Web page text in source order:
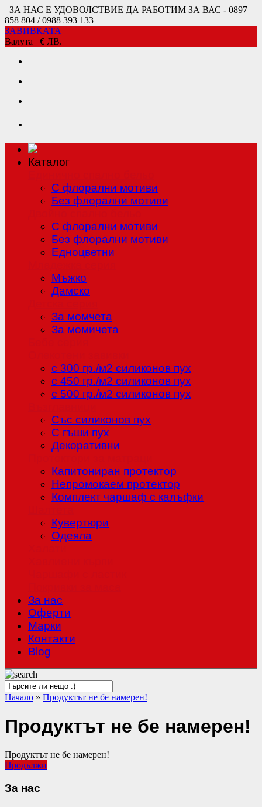
ЗА НАС Е УДОВОЛСТВИЕ ДА РАБОТИМ ЗА ВАС - 0897
858 804 / 0988 393 133
ЗАВИВКАТА
Валута € ЛВ.
Каталог
С флорални мотиви
Без флорални мотиви
С флорални мотиви
Без флорални мотиви
Едноцветни
Мъжко
Дамско
За момчета
За момичета
с 300 гр./м2 силиконов пух
с 450 гр./м2 силиконов пух
с 500 гр./м2 силиконов пух
Със силиконов пух
С гъши пух
Декоративни
Капитониран протектор
Непромокаем протектор
Комплект чаршаф с калъфки
Кувертюри
Одеяла
За нас
Оферти
Mарки
Контакти
Blog
Начало » Продуктът не бе намерен!
Продуктът не бе намерен!
Продуктът не бе намерен!
Продължи
За нас